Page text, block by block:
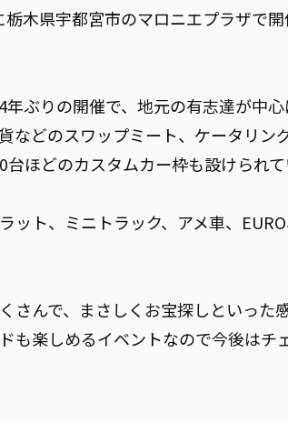
木県宇都宮市のマロニエプラザで
年ぶりの開催で、地元の有志達が中
などのスワップミート、ケータリン
ほどのカスタムカー枠も設けられて
ット、ミニトラック、アメ車、
さんで、まさしくお宝探しといった
も楽しめるイベントなので今後はチ